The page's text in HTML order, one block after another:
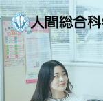
大学案内
Guide